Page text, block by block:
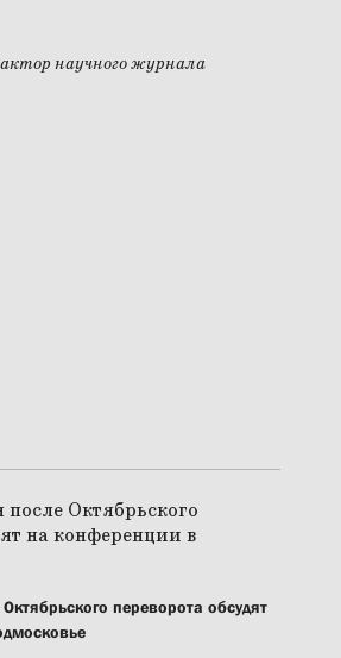
научного журнала
Октябрьского переворота обсудят